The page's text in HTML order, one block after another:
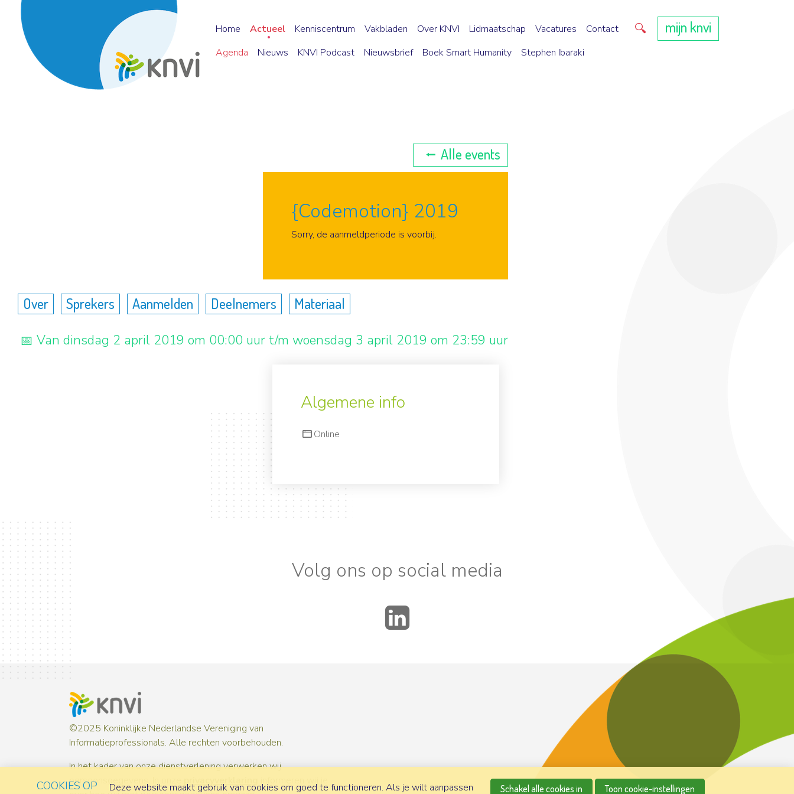
Home
Actueel
Agenda
Nieuws KNVI Podcast Nieuwsbrief Boek Smart Humanity Stephen Ibaraki
Kenniscentrum Vakbladen Over KNVI Lidmaatschap Vacatures Contact Direct zoeken
mijn knvi
Alle events
{Codemotion} 2019
Aanmelden
Sorry, de aanmeldperiode is voorbij.
Over Sprekers Aanmelden Deelnemers Materiaal
Van dinsdag 2 april 2019 om 00:00 uur t/m woensdag 3 april 2019 om 23:59 uur
Algemene info
Online
Volg ons op social media
©2025 Koninklijke Nederlandse Vereniging van
Informatieprofessionals. Alle rechten voorbehouden.
In het kader van onze dienstverlening verwerken wij
persoonsgegevens. In onze
COOKIES OP
Deze website maakt gebruik van cookies om goed te functioneren. Als je wilt aanpassen Schakel alle cookies in Toon cookie-instellingen